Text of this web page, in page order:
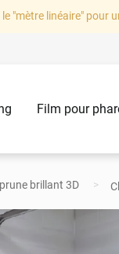
"mètre linéaire" pour
Film pour
brillant 3D